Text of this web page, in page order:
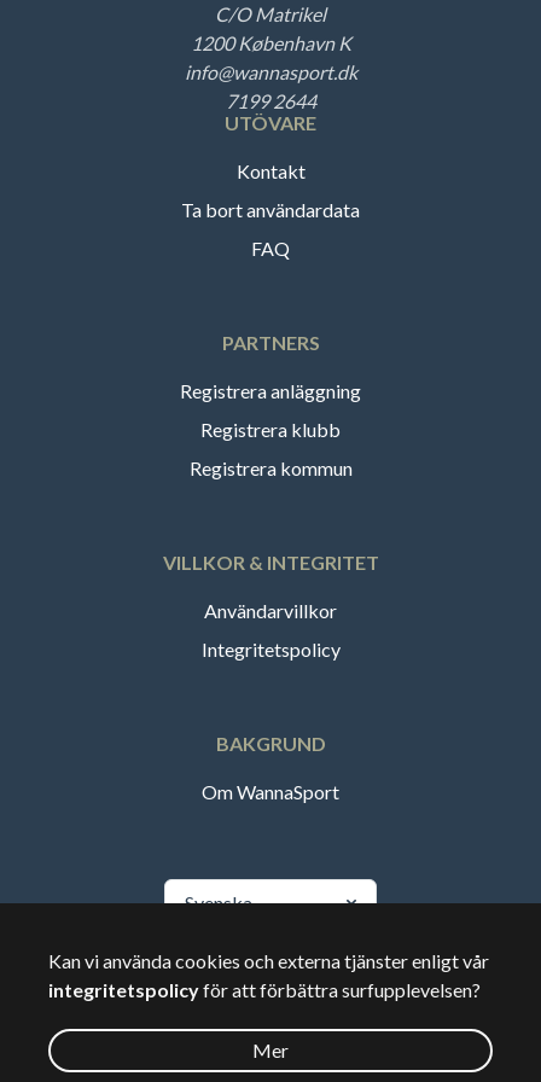
C/O Matrikel
1200 København K
info@wannasport.dk
7199 2644
UTÖVARE
Kontakt
Ta bort användardata
FAQ
PARTNERS
Registrera anläggning
Registrera klubb
Registrera kommun
VILLKOR & INTEGRITET
Användarvillkor
Integritetspolicy
BAKGRUND
Om WannaSport
Svenska
🇸🇪Sverige
©2026Wannasport.dk
Kan vi använda cookies och externa tjänster enligt vår
integritetspolicyför att förbättra surfupplevelsen?
Mer